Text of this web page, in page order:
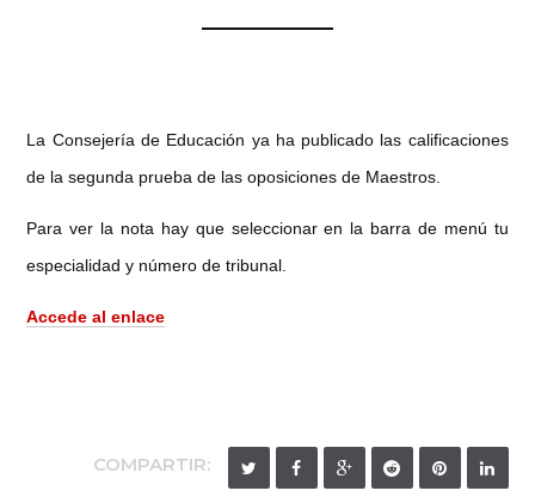
La Consejería de Educación ya ha publicado las calificaciones
de la segunda prueba de las oposiciones de Maestros.
Para ver la nota hay que seleccionar en la barra de menú tu
especialidad y número de tribunal.
Accede al enlace
COMPARTIR: